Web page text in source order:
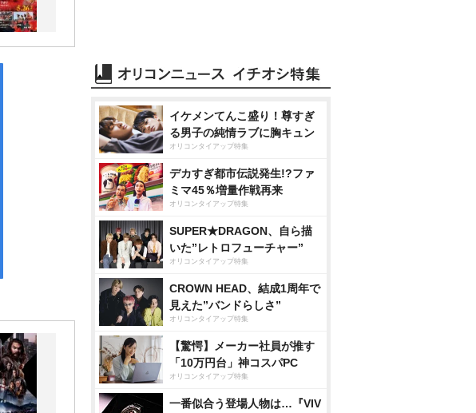
イケメンてんこ盛り！尊すぎ
る男子の純情ラブに胸キュン
オリコンタイアップ特集
デカすぎ都市伝説発生!?ファ
ミマ45％増量作戦再来
オリコンタイアップ特集
SUPER★DRAGON、自ら描
いた”レトロフューチャー”
オリコンタイアップ特集
CROWN HEAD、結成1周年で
見えた”バンドらしさ”
オリコンタイアップ特集
【驚愕】メーカー社員が推す
「10万円台」神コスパPC
オリコンタイアップ特集
一番似合う登場人物は…『VIV